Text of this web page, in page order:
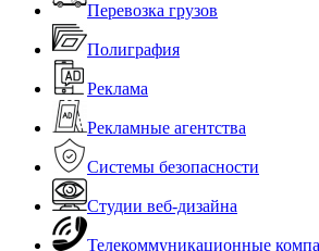
Перевозка грузов
Полиграфия
Реклама
Рекламные агентства
Системы безопасности
Студии веб-дизайна
Телекоммуникационные